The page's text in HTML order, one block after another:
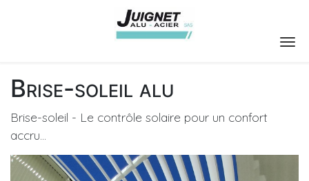
Brise-soleil alu
Brise-soleil - Le contrôle solaire pour un confort
accru...